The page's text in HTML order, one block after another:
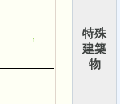
↑
特殊
建築
物